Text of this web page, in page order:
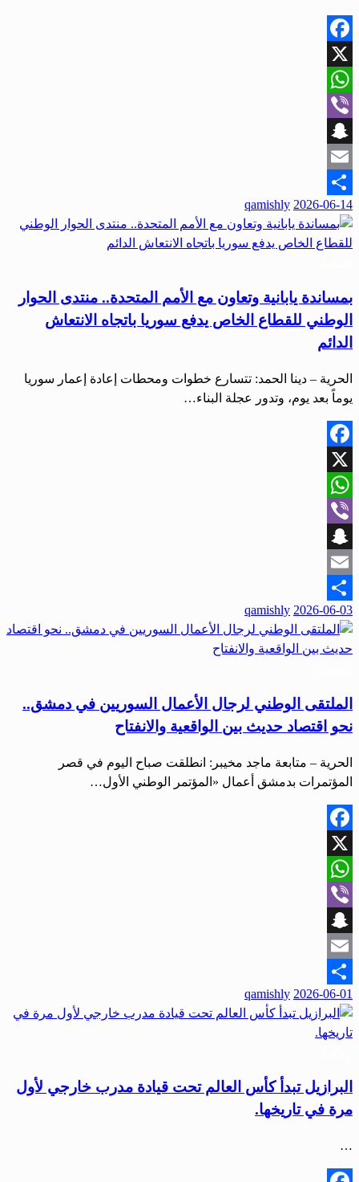
Facebook
X
WhatsApp
Viber
Snapchat
Email
Share
2026-06-14
qamishly
بمساندة يابانية وتعاون مع الأمم المتحدة.. منتدى الحوار
الوطني للقطاع الخاص يدفع سوريا باتجاه الانتعاش
الدائم
الحرية – دينا الحمد: تتسارع خطوات ومحطات إعادة إعمار سوريا
يوماً بعد يوم، وتدور عجلة البناء…
Facebook
X
WhatsApp
Viber
Snapchat
Email
Share
2026-06-03
qamishly
الملتقى الوطني لرجال الأعمال السوريين في دمشق..
نحو اقتصاد حديث بين الواقعية والانفتاح
الحرية – متابعة ماجد مخيبر: انطلقت صباح اليوم في قصر
المؤتمرات بدمشق أعمال «المؤتمر الوطني الأول…
Facebook
X
WhatsApp
Viber
Snapchat
Email
Share
2026-06-01
qamishly
البرازيل تبدأ كأس العالم تحت قيادة مدرب خارجي لأول
مرة في تاريخها.
…